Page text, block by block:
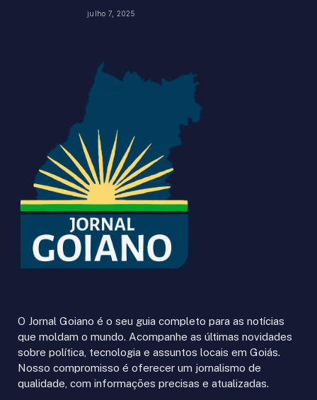
julho 7, 2025
O Jornal Goiano é o seu guia completo para as notícias
que moldam o mundo. Acompanhe as últimas novidades
sobre política, tecnologia e assuntos locais em Goiás.
Nosso compromisso é oferecer um jornalismo de
qualidade, com informações precisas e atualizadas.